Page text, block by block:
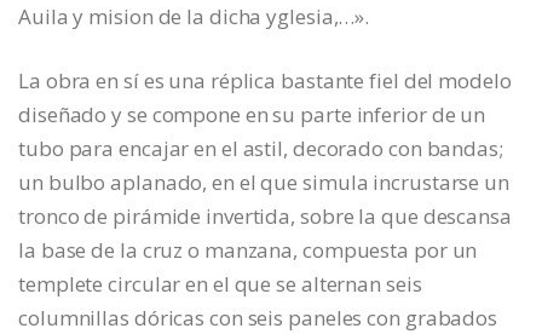
Auila y mision de la dicha yglesia,…».
La obra en sí es una réplica bastante fiel del modelo
diseñado y se compone en su parte inferior de un
tubo para encajar en el astil, decorado con bandas;
un bulbo aplanado, en el que simula incrustarse un
tronco de pirámide invertida, sobre la que descansa
la base de la cruz o manzana, compuesta por un
templete circular en el que se alternan seis
columnillas dóricas con seis paneles con grabados